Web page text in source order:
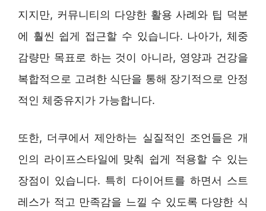
지지만, 커뮤니티의 다양한 활용 사례와 팁 덕분
에 훨씬 쉽게 접근할 수 있습니다. 나아가, 체중
감량만 목표로 하는 것이 아니라, 영양과 건강을
복합적으로 고려한 식단을 통해 장기적으로 안정
적인 체중유지가 가능합니다.
또한, 더쿠에서 제안하는 실질적인 조언들은 개
인의 라이프스타일에 맞춰 쉽게 적용할 수 있는
장점이 있습니다. 특히 다이어트를 하면서 스트
레스가 적고 만족감을 느낄 수 있도록 다양한 식